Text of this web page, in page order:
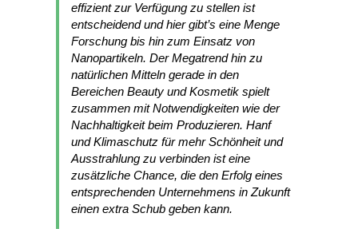
effizient zur Verfügung zu stellen ist
entscheidend und hier gibt’s eine Menge
Forschung bis hin zum Einsatz von
Nanopartikeln. Der Megatrend hin zu
natürlichen Mitteln gerade in den
Bereichen Beauty und Kosmetik spielt
zusammen mit Notwendigkeiten wie der
Nachhaltigkeit beim Produzieren. Hanf
und Klimaschutz für mehr Schönheit und
Ausstrahlung zu verbinden ist eine
zusätzliche Chance, die den Erfolg eines
entsprechenden Unternehmens in Zukunft
einen extra Schub geben kann.